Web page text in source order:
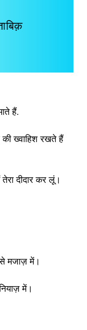
हैं.
ख्वाहिश रखते हैं
दीदार कर लूं।
मजाज़ में।
में।